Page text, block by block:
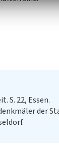
S. 22, Essen.
der